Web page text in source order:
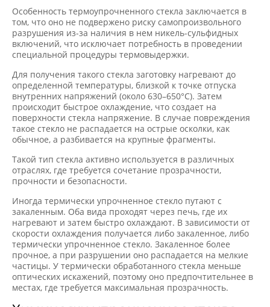
Особенность термоупрочненного стекла заключается в
том, что оно не подвержено риску самопроизвольного
разрушения из-за наличия в нем никель-сульфидных
включений, что исключает потребность в проведении
специальной процедуры термовыдержки.
Для получения такого стекла заготовку нагревают до
определенной температуры, близкой к точке отпуска
внутренних напряжений (около 630–650°С). Затем
происходит быстрое охлаждение, что создает на
поверхности стекла напряжение. В случае повреждения
такое стекло не распадается на острые осколки, как
обычное, а разбивается на крупные фрагменты.
Такой тип стекла активно используется в различных
отраслях, где требуется сочетание прозрачности,
прочности и безопасности.
Иногда термически упрочненное стекло путают с
закаленным. Оба вида проходят через печь, где их
нагревают и затем быстро охлаждают. В зависимости от
скорости охлаждения получается либо закаленное, либо
термически упрочненное стекло. Закаленное более
прочное, а при разрушении оно распадается на мелкие
частицы. У термически обработанного стекла меньше
оптических искажений, поэтому оно предпочтительнее в
местах, где требуется максимальная прозрачность.